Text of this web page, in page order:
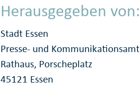
Herausgegeben von:
Stadt Essen
Presse- und Kommunikationsamt
Rathaus, Porscheplatz
45121 Essen